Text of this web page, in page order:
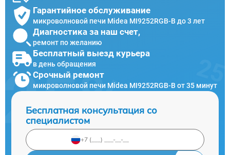
Гарантийное обслуживание
микроволновой печи Midea MI9252RGB-B до 3 лет
Диагностика за наш счет,
ремонт по желанию
Бесплатный выезд курьера
в день обращения
Срочный ремонт
микроволновой печи Midea MI9252RGB-B от 35 минут
Бесплатная консультация со
специалистом